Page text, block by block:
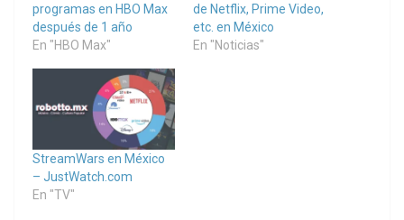
programas en HBO Max
después de 1 año
En "HBO Max"
de Netflix, Prime Video,
etc. en México
En "Noticias"
StreamWars en México
– JustWatch.com
En "TV"